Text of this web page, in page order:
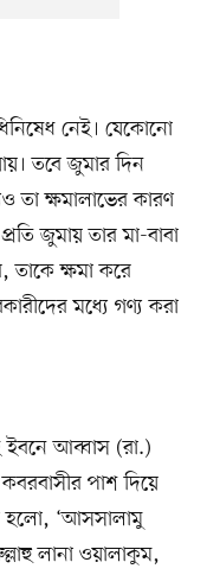
নেই। যেকোনো
তবে জুমার দিন
তা ক্ষমালাভের কারণ
জুমায় তার মা-বাবা
ক্ষমা করে
মধ্যে গণ্য করা
ইবনে আব্বাস (রা.)
পাশ দিয়ে
হলো, ‘আসসালামু
লানা ওয়ালাকুম,